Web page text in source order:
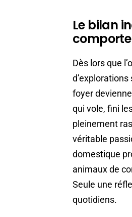
Le bilan
Dès lors que
foyer
qui vole, fini
pleinement
véritable
domestique
animaux de
Seule une
quotidiens.